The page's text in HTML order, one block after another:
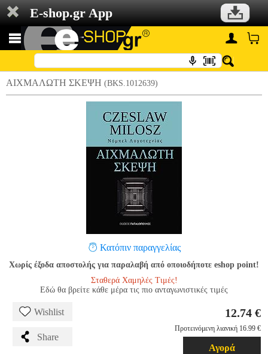
E-shop.gr App
ΑΙΧΜΑΛΩΤΗ ΣΚΕΨΗ (BKS.1012639)
Κατόπιν παραγγελίας
Χωρίς έξοδα αποστολής για παραλαβή από οποιοδήποτε eshop point!
Σταθερά Χαμηλές Τιμές!
Εδώ θα βρείτε κάθε μέρα τις πιο ανταγωνιστικές τιμές
Wishlist
Share
12.74 €
Προτεινόμενη λιανική 16.99 €
Αγορά